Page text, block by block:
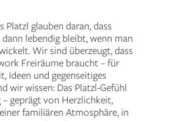
Platzl glauben daran, dass
lebendig bleibt, wenn man
Wir sind überzeugt, dass
Freiräume braucht – für
Ideen und gegenseitiges
wir wissen: Das Platzl-Gefühl
geprägt von Herzlichkeit,
familiären Atmosphäre, in